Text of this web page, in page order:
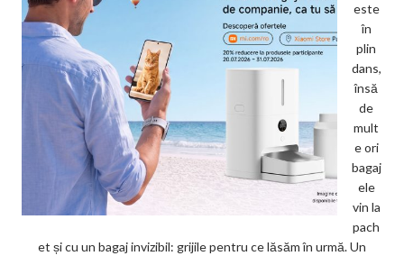
este
în
plin
dans,
însă
de
mult
e ori
bagaj
ele
vin la
pach
et și cu un bagaj invizibil: grijile pentru ce lăsăm în urmă. Un